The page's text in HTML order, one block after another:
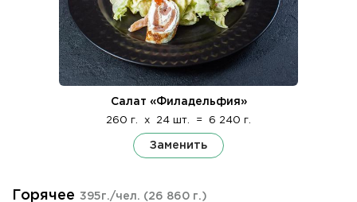
Салат «Филадельфия»
260 г. x 24 шт. = 6 240 г.
Заменить
Горячее 395г./чел. (26 860 г.)